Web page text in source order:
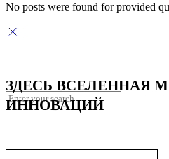
No posts were found for provided
ЗДЕСЬ ВСЕЛЕННАЯ
ИННОВАЦИЙ